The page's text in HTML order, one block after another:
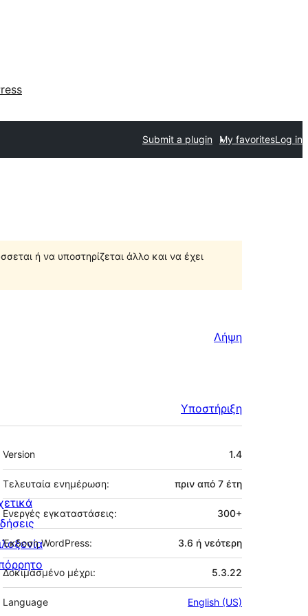
Submit a plugin My favoritesLog in
ή να υποστηρίζεται άλλο και να έχει
Λήψη
Υποστήριξη
Μεταστοιχεία
Version 1.4
Τελευταία ενημέρωση: πριν από 7 έτη
Ενεργές εγκαταστάσεις: 300+
Έκδοση WordPress: 3.6 ή νεότερη
Δοκιμασμένο μέχρι: 5.3.22
Language English (US)